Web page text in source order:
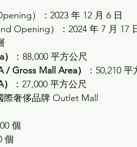
）：2023 年 12 月 6 日
Opening）：2024 年 7 月 17
：88,000 平方公尺
/ Gross Mall Area）
：50,210 平
：27,000 平方公尺
際奢侈品牌 Outlet Mall
個
個